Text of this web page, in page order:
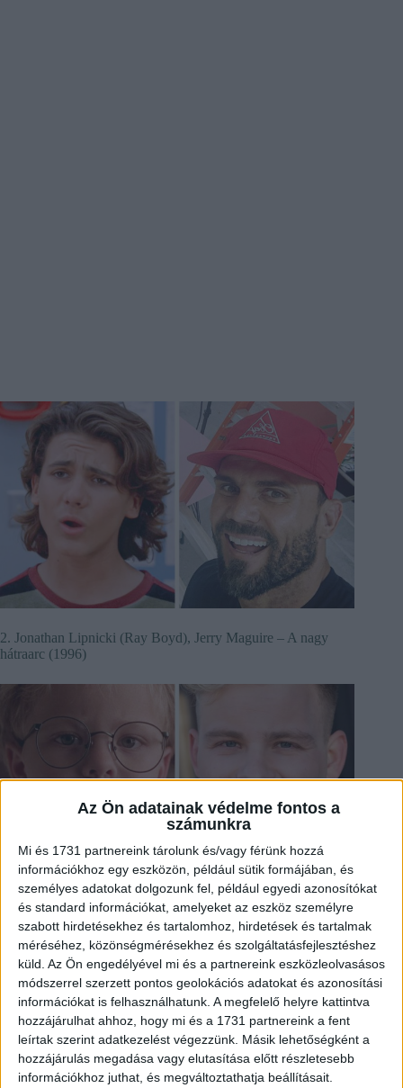
Az Ön adatainak védelme fontos a
számunkra
Mi és 1731 partnereink tárolunk és/vagy férünk hozzá
információkhoz egy eszközön, például sütik formájában, és
személyes adatokat dolgozunk fel, például egyedi azonosítókat
és standard információkat, amelyeket az eszköz személyre
szabott hirdetésekhez és tartalomhoz, hirdetések és tartalmak
méréséhez, közönségmérésekhez és szolgáltatásfejlesztéshez
küld. Az Ön engedélyével mi és a partnereink eszközleolvasásos
módszerrel szerzett pontos geolokációs adatokat és azonosítási
információkat is felhasználhatunk. A megfelelő helyre kattintva
hozzájárulhat ahhoz, hogy mi és a 1731 partnereink a fent
leírtak szerint adatkezelést végezzünk. Másik lehetőségként a
hozzájárulás megadása vagy elutasítása előtt részletesebb
információkhoz juthat, és megváltoztathatja beállításait.
2. Jonathan Lipnicki (Ray Boyd), Jerry Maguire – A nagy
hátraarc (1996)
3. Daryl Sabara (Juni Cortez), Kémkölykök (2001)